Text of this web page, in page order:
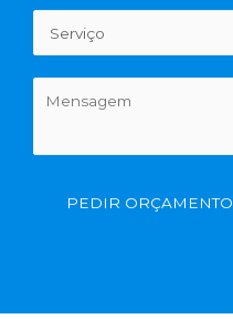
PEDIR ORÇAMENTO